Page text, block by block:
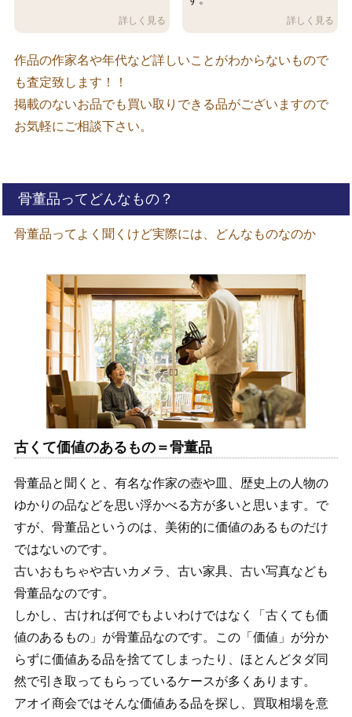
作品の作家名や年代など詳しいことがわからないもので
も査定致します！！
掲載のないお品でも買い取りできる品がございますので
お気軽にご相談下さい。
骨董品ってどんなもの？
骨董品ってよく聞くけど実際には、どんなものなのか
古くて価値のあるもの＝骨董品
骨董品と聞くと、有名な作家の壺や皿、歴史上の人物の
ゆかりの品などを思い浮かべる方が多いと思います。で
すが、骨董品というのは、美術的に価値のあるものだけ
ではないのです。
古いおもちゃや古いカメラ、古い家具、古い写真なども
骨董品なのです。
しかし、古ければ何でもよいわけではなく「古くても価
値のあるもの」が骨董品なのです。この「価値」が分か
らずに価値ある品を捨ててしまったり、ほとんどタダ同
然で引き取ってもらっているケースが多くあります。
アオイ商会ではそんな価値ある品を探し、買取相場を意